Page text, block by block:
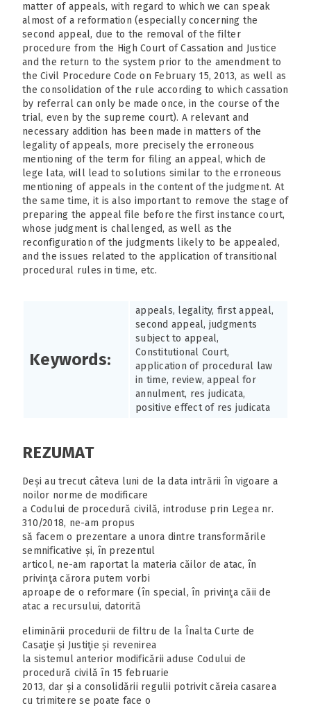
matter of appeals, with regard to which we can speak
almost of a reformation (especially concerning the
second appeal, due to the removal of the filter
procedure from the High Court of Cassation and Justice
and the return to the system prior to the amendment to
the Civil Procedure Code on February 15, 2013, as well as
the consolidation of the rule according to which cassation
by referral can only be made once, in the course of the
trial, even by the supreme court). A relevant and
necessary addition has been made in matters of the
legality of appeals, more precisely the erroneous
mentioning of the term for filing an appeal, which de
lege lata, will lead to solutions similar to the erroneous
mentioning of appeals in the content of the judgment. At
the same time, it is also important to remove the stage of
preparing the appeal file before the first instance court,
whose judgment is challenged, as well as the
reconfiguration of the judgments likely to be appealed,
and the issues related to the application of transitional
procedural rules in time, etc.
Keywords:
appeals, legality, first appeal,
second appeal, judgments
subject to appeal,
Constitutional Court,
application of procedural law
in time, review, appeal for
annulment, res judicata,
positive effect of res judicata
REZUMAT
Deși au trecut câteva luni de la data intrării în vigoare a
noilor norme de modificare
a Codului de procedură civilă, introduse prin Legea nr.
310/2018, ne-am propus
să facem o prezentare a unora dintre transformările
semnificative și, în prezentul
articol, ne-am raportat la materia căilor de atac, în
privinţa cărora putem vorbi
aproape de o reformare (în special, în privinţa căii de
atac a recursului, datorită
eliminării procedurii de filtru de la Înalta Curte de
Casaţie și Justiţie și revenirea
la sistemul anterior modificării aduse Codului de
procedură civilă în 15 februarie
2013, dar și a consolidării regulii potrivit căreia casarea
cu trimitere se poate face o